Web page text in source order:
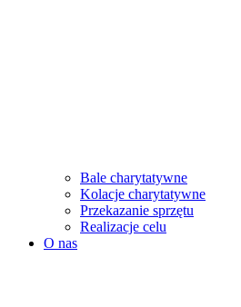
Bale charytatywne
Kolacje charytatywne
Przekazanie sprzętu
Realizacje celu
O nas